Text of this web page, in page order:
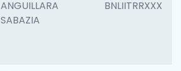
ANGUILLARA
SABAZIA
BNLIITRRXXX